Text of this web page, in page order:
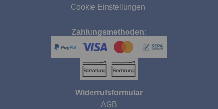
Cookie Einstellungen
Zahlungsmethoden:
Widerrufsformular
AGB